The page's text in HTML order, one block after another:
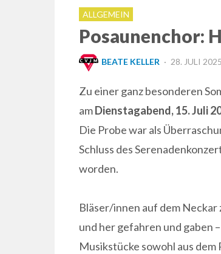
ALLGEMEIN
Posaunenchor:
BEATE KELLER
POSTED
28. JULI 2025
Zu einer ganz besonderen
amDienstagabend, 15. Juli
Die Probe war als
Schluss des
worden.
Bläser/innen auf dem Neckar
und her gefahren und gaben
Musikstücke sowohl aus dem